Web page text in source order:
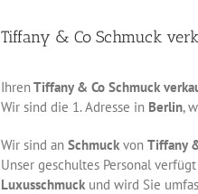
Tiffany & Co Schmuck
IhrenTiffany & Co Schmuck
Wir sind die 1. Adresse in Berlin,
Wir sind an Schmuck von Tiffany
Unser geschultes Personal
Luxusschmuck und wird Sie